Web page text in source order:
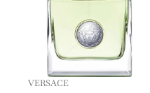
VERSACE